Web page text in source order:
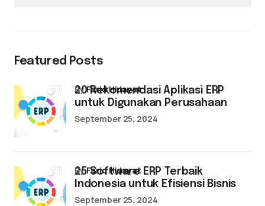
Featured Posts
20 Rekomendasi Aplikasi ERP
untuk Digunakan Perusahaan
byFarid Hidayat
September 25, 2024
25 Software ERP Terbaik
Indonesia untuk Efisiensi Bisnis
byFarid Hidayat
September 25, 2024